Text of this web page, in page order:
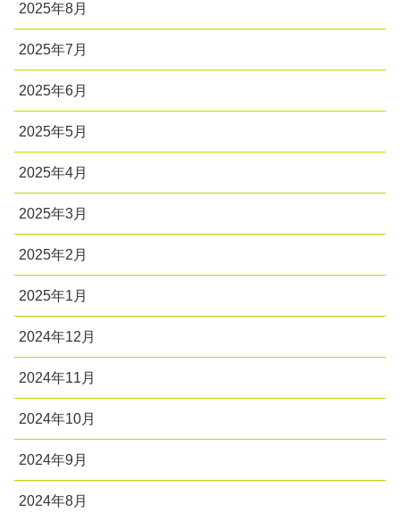
2025年8月
2025年7月
2025年6月
2025年5月
2025年4月
2025年3月
2025年2月
2025年1月
2024年12月
2024年11月
2024年10月
2024年9月
2024年8月